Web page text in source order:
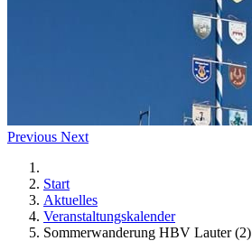
Previous Next
Start
Aktuelles
Veranstaltungskalender
Sommerwanderung HBV Lauter (2)